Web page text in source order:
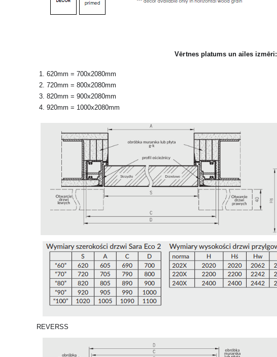
Vērtnes platums un ailes izmēri:
620mm = 700x2080mm
720mm = 800x2080mm
820mm = 900x2080mm
920mm = 1000x2080mm
REVERSS